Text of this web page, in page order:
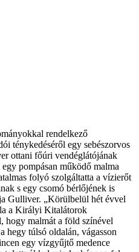
rendelkező
ténykedéséről egy sebészorvos
ottani főúri vendéglátójának
pompásan működő malma
folyó szolgáltatta a vízierőt
s egy csomó bérlőjének is
Gulliver. „Körülbelül hét évvel
a Királyi Kitalátorok
hogy malmát a föld színével
hegy túlsó oldalán, vágasson
egy vízgyűjtő medence